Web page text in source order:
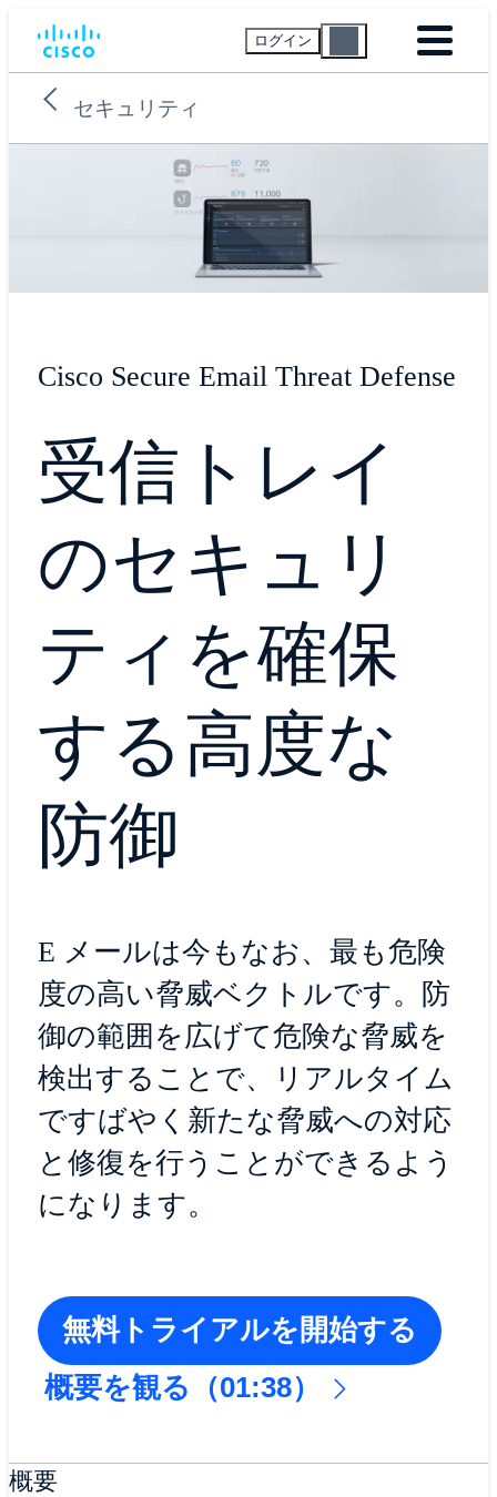
ログイン
セキュリティ
Cisco Secure Email Threat Defense
受信トレイ
のセキュリ
ティを確保
する高度な
防御
E メールは今もなお、最も危険
度の高い脅威ベクトルです。防
御の範囲を広げて危険な脅威を
検出することで、リアルタイム
ですばやく新たな脅威への対応
と修復を行うことができるよう
になります。
無料トライアルを開始する
概要を観る（01:38）
概要